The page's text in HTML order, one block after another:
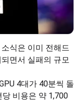
식은 이미 전해드
면서 실패의 규모
4대가 40분씩 돌
비용은 약 1,700